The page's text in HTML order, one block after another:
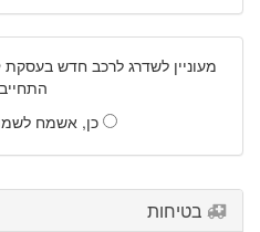
מעוניין לשדרג לרכב חדש בעסקת
כן, אשמח
בטיחות